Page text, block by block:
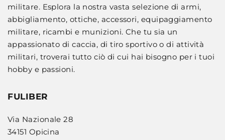
militare. Esplora la nostra vasta selezione di armi,
abbigliamento, ottiche, accessori, equipaggiamento
militare, ricambi e munizioni. Che tu sia un
appassionato di caccia, di tiro sportivo o di attività
militari, troverai tutto ciò di cui hai bisogno per i tuoi
hobby e passioni.
FULIBER
Via Nazionale 28
34151 Opicina